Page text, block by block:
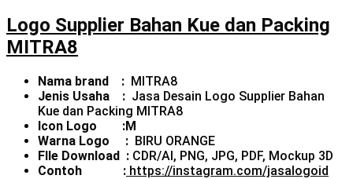
Logo Supplier Bahan Kue dan Packing
MITRA8
Nama brand : MITRA8
Jenis Usaha : Jasa Desain Logo Supplier Bahan
Kue dan Packing MITRA8
Icon Logo :M
Warna Logo : BIRU ORANGE
FIle Download : CDR/AI, PNG, JPG, PDF, Mockup 3D
Contoh : https://instagram.com/jasalogoid